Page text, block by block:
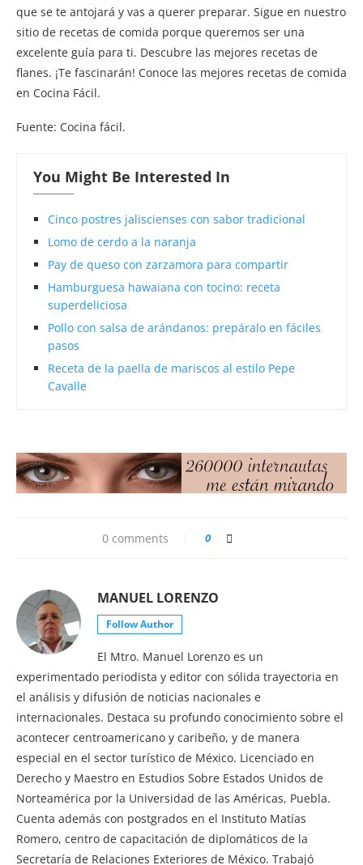
que se te antojará y vas a querer preparar. Sigue en nuestro
sitio de recetas de comida porque queremos ser una
excelente guía para ti. Descubre las mejores recetas de
flanes. ¡Te fascinarán! Conoce las mejores recetas de comida
en Cocina Fácil.
Fuente: Cocina fácil.
You Might Be Interested In
Cinco postres jaliscienses con sabor tradicional
Lomo de cerdo a la naranja
Pay de queso con zarzamora para compartir
Hamburguesa hawaiana con tocino: receta
superdeliciosa
Pollo con salsa de arándanos: prepáralo en fáciles
pasos
Receta de la paella de mariscos al estilo Pepe
Cavalle
0 comments 0
MANUEL LORENZO
Follow Author
El Mtro. Manuel Lorenzo es un
experimentado periodista y editor con sólida trayectoria en
el análisis y difusión de noticias nacionales e
internacionales. Destaca su profundo conocimiento sobre el
acontecer centroamericano y caribeño, y de manera
especial en el sector turístico de México. Licenciado en
Derecho y Maestro en Estudios Sobre Estados Unidos de
Norteamérica por la Universidad de las Américas, Puebla.
Cuenta además con postgrados en el Instituto Matías
Romero, centro de capacitación de diplomáticos de la
Secretaría de Relaciones Exteriores de México. Trabajó